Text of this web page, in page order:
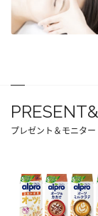
プレゼント＆モニター